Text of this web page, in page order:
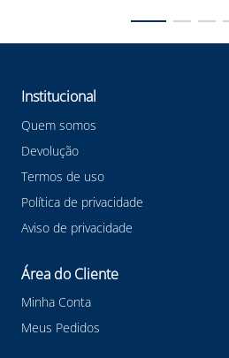
Institucional
Quem somos
Devolução
Termos de uso
Política de privacidade
Aviso de privacidade
Área do Cliente
Minha Conta
Meus Pedidos